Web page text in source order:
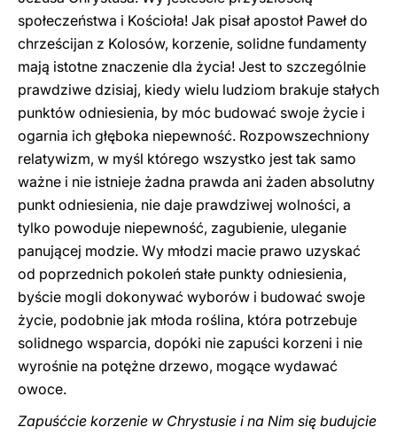
społeczeństwa i Kościoła! Jak pisał apostoł Paweł do
chrześcijan z Kolosów, korzenie, solidne fundamenty
mają istotne znaczenie dla życia! Jest to szczególnie
prawdziwe dzisiaj, kiedy wielu ludziom brakuje stałych
punktów odniesienia, by móc budować swoje życie i
ogarnia ich głęboka niepewność. Rozpowszechniony
relatywizm, w myśl którego wszystko jest tak samo
ważne i nie istnieje żadna prawda ani żaden absolutny
punkt odniesienia, nie daje prawdziwej wolności, a
tylko powoduje niepewność, zagubienie, uleganie
panującej modzie. Wy młodzi macie prawo uzyskać
od poprzednich pokoleń stałe punkty odniesienia,
byście mogli dokonywać wyborów i budować swoje
życie, podobnie jak młoda roślina, która potrzebuje
solidnego wsparcia, dopóki nie zapuści korzeni i nie
wyrośnie na potężne drzewo, mogące wydawać
owoce.
Zapuśćcie korzenie w Chrystusie i na Nim się budujcie